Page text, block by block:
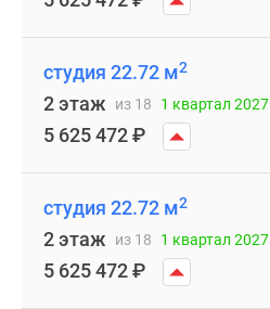
студия 22.72 м2
2 этаж из 18 1 квартал 2027
5 625 472₽
студия 22.72 м2
2 этаж из 18 1 квартал 2027
5 625 472₽